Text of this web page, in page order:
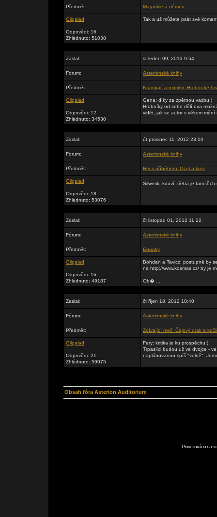
Předmět: Magnólie a démon
Gilgalad
Odpovědi: 16
Zhlédnuto: 51038
Tak a už můžete psát své
Zaslal: st leden 09, 2013 9:54
Fórum: Asterionské knihy
Předmět: Krumpáč a motyky: Hrobnické
Gilgalad
Odpovědi: 12
Zhlédnuto: 34530
Gena: díky za zpětnou vazbu:)
Hrobníky od sebe dělí dva
vidět, jak se autor s věkem mění
Zaslal: út prosinec 11, 2012 23:00
Fórum: Asterionské knihy
Předmět: Hry s příběhem: Ocel a krev
Gilgalad
Odpovědi: 18
Zhlédnuto: 53076
Silwerik: kdoví, třeba je tam těch
Zaslal: čt listopad 01, 2012 11:22
Fórum: Asterionské knihy
Předmět: Ebooky
Gilgalad
Odpovědi: 16
Zhlédnuto: 49187
Bohdan a Tavicz: postupně by
na http://www.kosmas.cz/ by je
Ob� ...
Zaslal: čt říjen 18, 2012 10:40
Fórum: Asterionské knihy
Předmět: Zpívající meč: Čajový drak a
Gilgalad
Odpovědi: 21
Zhlédnuto: 59075
Fery: kritika je ku prospěchu:)
Trpaslíci budou už ve dvojce -
naplánovanou spíš "volně".
Obsah fóra Asterion Auditorium
Provozováno na